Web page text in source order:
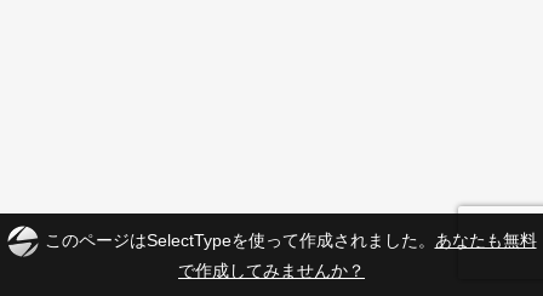
このページはSelectTypeを使って作成されました。 あなたも無料
で作成してみませんか？